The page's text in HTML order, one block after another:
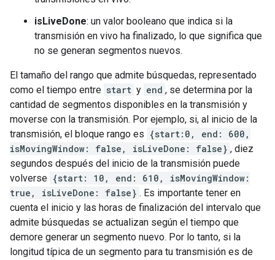
isLiveDone: un valor booleano que indica si la
transmisión en vivo ha finalizado, lo que significa que
no se generan segmentos nuevos.
El tamaño del rango que admite búsquedas, representado
como el tiempo entre start y end , se determina por la
cantidad de segmentos disponibles en la transmisión y
moverse con la transmisión. Por ejemplo, si, al inicio de la
transmisión, el bloque rango es {start:0, end: 600,
isMovingWindow: false, isLiveDone: false} , diez
segundos después del inicio de la transmisión puede
volverse {start: 10, end: 610, isMovingWindow:
true, isLiveDone: false} . Es importante tener en
cuenta el inicio y las horas de finalización del intervalo que
admite búsquedas se actualizan según el tiempo que
demore generar un segmento nuevo. Por lo tanto, si la
longitud típica de un segmento para tu transmisión es de